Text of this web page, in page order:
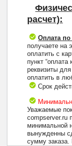
расчет):
Оплата по
получаете на
оплатить с
пункт
реквизиты
оплатить в
Срок
Уважаемые
compserver.ru
минимальной
вынужденны
сумму